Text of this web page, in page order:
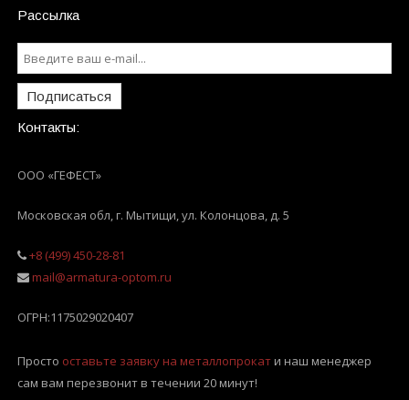
Рассылка
Подписаться
Контакты:
ООО «ГЕФЕСТ»
Московская обл, г. Мытищи,ул. Колонцова, д. 5
+8 (499) 450-28-81
mail@armatura-optom.ru
ОГРН:1175029020407
Просто оставьте заявку на металлопрокати наш менеджер
сам вам перезвонит в течении 20 минут!